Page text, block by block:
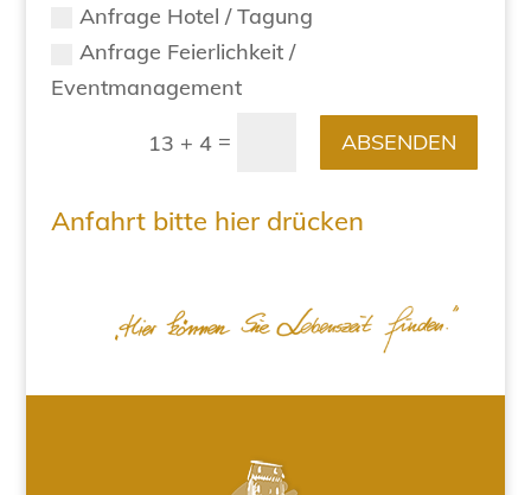
Anfrage Hotel / Tagung
Anfrage Feierlichkeit /
Eventmanagement
13 + 4 = ABSENDEN
Anfahrt bitte hier drücken